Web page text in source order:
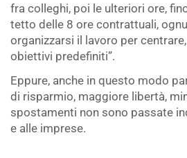
fra colleghi, poi le ulteriori ore,
tetto delle 8 ore contrattuali,
organizzarsi il lavoro per
obiettivi predefiniti”.
Eppure, anche in questo modo
di risparmio, maggiore libertà,
spostamenti non sono passate
e alle imprese.